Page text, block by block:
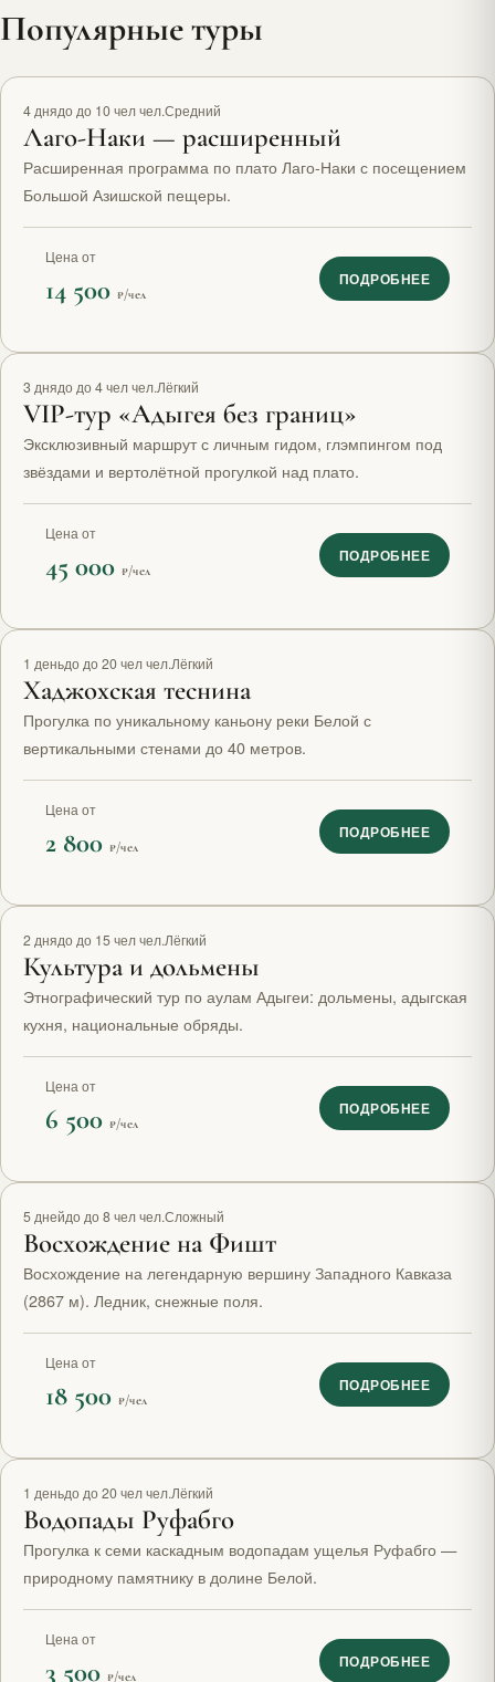
Популярные туры
Рекомендуем
4 днядо до 10 чел чел.Средний
Лаго-Наки — расширенный
Расширенная программа по плато Лаго-Наки с посещением
Большой Азишской пещеры.
Цена от
14 500 ₽/чел
ПОДРОБНЕЕ
VIP
3 днядо до 4 чел чел.Лёгкий
VIP-тур «Адыгея без границ»
Эксклюзивный маршрут с личным гидом, глэмпингом под
звёздами и вертолётной прогулкой над плато.
Цена от
45 000 ₽/чел
ПОДРОБНЕЕ
1 деньдо до 20 чел чел.Лёгкий
Хаджохская теснина
Прогулка по уникальному каньону реки Белой с
вертикальными стенами до 40 метров.
Цена от
2 800 ₽/чел
ПОДРОБНЕЕ
2 днядо до 15 чел чел.Лёгкий
Культура и дольмены
Этнографический тур по аулам Адыгеи: дольмены, адыгская
кухня, национальные обряды.
Цена от
6 500 ₽/чел
ПОДРОБНЕЕ
Топ маршрут
5 днейдо до 8 чел чел.Сложный
Восхождение на Фишт
Восхождение на легендарную вершину Западного Кавказа
(2867 м). Ледник, снежные поля.
Цена от
18 500 ₽/чел
ПОДРОБНЕЕ
1 деньдо до 20 чел чел.Лёгкий
Водопады Руфабго
Прогулка к семи каскадным водопадам ущелья Руфабго —
природному памятнику в долине Белой.
Цена от
3 500 ₽/чел
ПОДРОБНЕЕ